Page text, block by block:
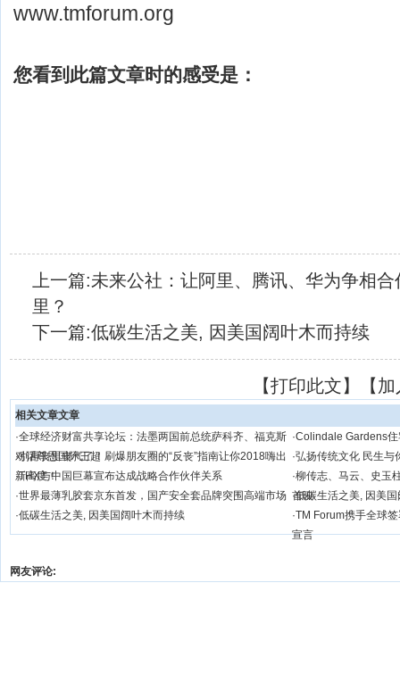
www.tmforum.org
您看到此篇文章时的感受是：
上一篇:未来公社：让阿里、腾讯、华为争相
里？
下一篇:低碳生活之美, 因美国阔叶木而持续
【打印此文】【加
相关文章文章
·全球经济财富共享论坛：法墨两国前总统萨科齐、福克斯
对话尊恩国际王超
·Colindale Gardens
·别再丧里丧气了！刷爆朋友圈的“反丧”指南让你2018嗨出
新高度！
·弘扬传统文化 民生与
·THX与中国巨幕宣布达成战略合作伙伴关系 ·柳传志、马云、史玉
首映
·世界最薄乳胶套京东首发，国产安全套品牌突围高端市场 ·低碳生活之美, 因美
·低碳生活之美, 因美国阔叶木而持续 ·TM Forum携手全球
宣言
网友评论: